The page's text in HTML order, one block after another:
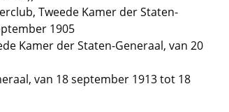
Tweede Kamer der Staten-
1905
Kamer der Staten-Generaal, van 20
van 18 september 1913 tot 18